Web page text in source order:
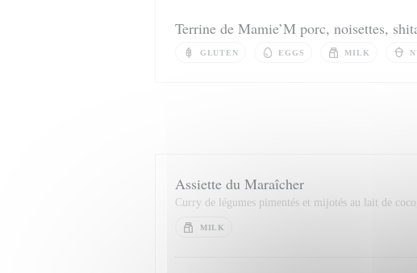
Terrine de Mamie’M porc, noisettes,
GLUTEN EGGS MILK
Assiette du Maraîcher
Curry de légumes pimentés et mijotés au lait de
MILK